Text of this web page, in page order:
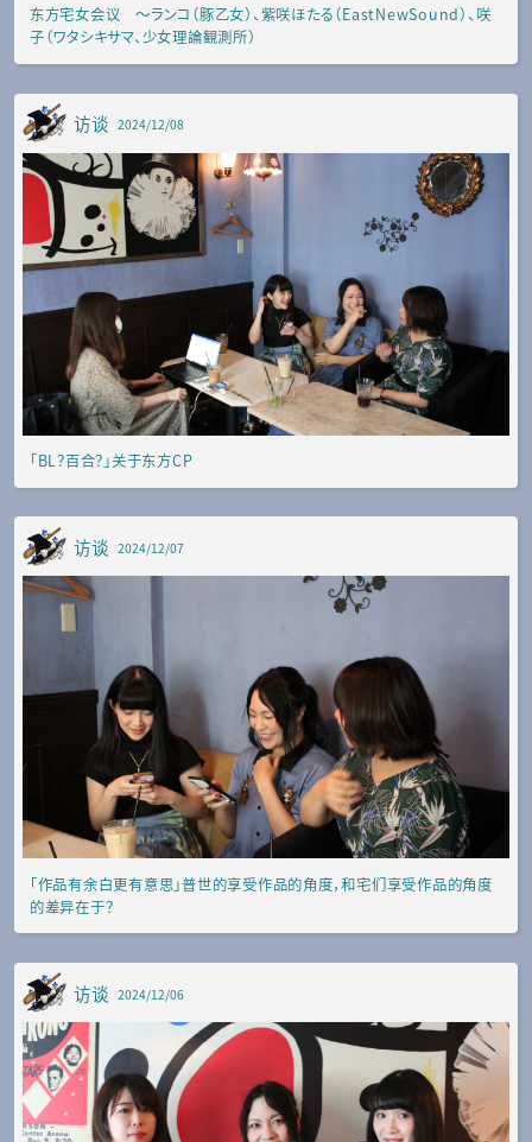
东方宅女会议 ～ランコ（豚乙女）、紫咲ほたる（EastNewSound）、咲
子（ワタシキサマ、少女理論観測所）
访谈 2024/12/08
「BL？百合？」关于东方CP
访谈 2024/12/07
「作品有余白更有意思」普世的享受作品的角度，和宅们享受作品的角度
的差异在于？
访谈 2024/12/06